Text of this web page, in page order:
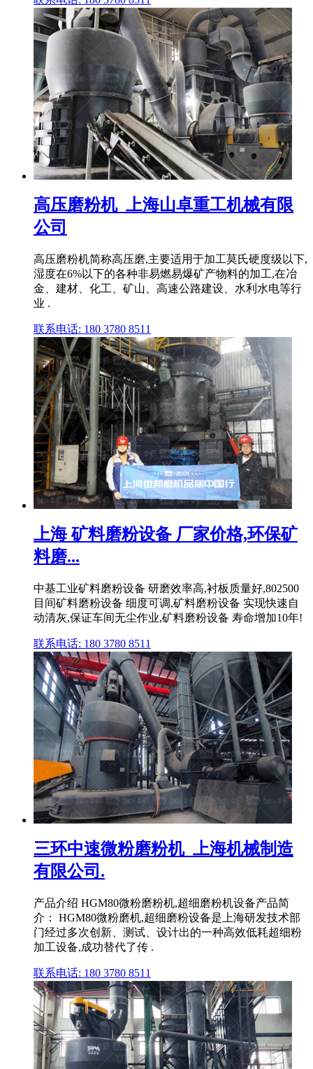
高压磨粉机_上海山卓重工机械有限
公司
高压磨粉机简称高压磨,主要适用于加工莫氏硬度级以下,
湿度在6%以下的各种非易燃易爆矿产物料的加工,在冶
金、建材、化工、矿山、高速公路建设、水利水电等行
业 .
联系电话: 180 3780 8511
上海 矿料磨粉设备 厂家价格,环保矿
料磨...
中基工业矿料磨粉设备 研磨效率高,衬板质量好,802500
目间矿料磨粉设备 细度可调,矿料磨粉设备 实现快速自
动清灰,保证车间无尘作业,矿料磨粉设备 寿命增加10年!
联系电话: 180 3780 8511
三环中速微粉磨粉机_上海机械制造
有限公司.
产品介绍 HGM80微粉磨粉机,超细磨粉机设备产品简
介： HGM80微粉磨机,超细磨粉设备是上海研发技术部
门经过多次创新、测试、设计出的一种高效低耗超细粉
加工设备,成功替代了传 .
联系电话: 180 3780 8511